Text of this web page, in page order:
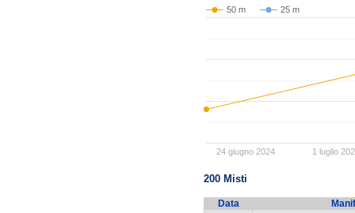
50 m 25 m
24 giugno 2024 1 luglio
200 Misti
Data